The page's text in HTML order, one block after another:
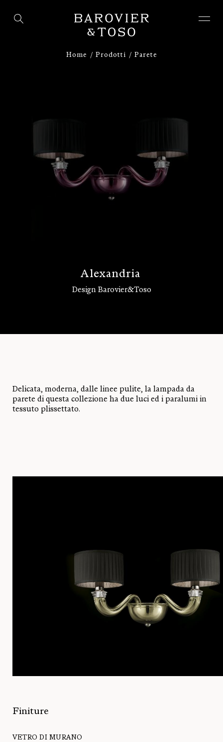
Home Prodotti Parete
Alexandria
Design Barovier&Toso
Delicata, moderna, dalle linee pulite, la lampada da
parete di questa collezione ha due luci ed i paralumi in
tessuto plissettato.
Finiture
VETRO DI MURANO
ACCEDI